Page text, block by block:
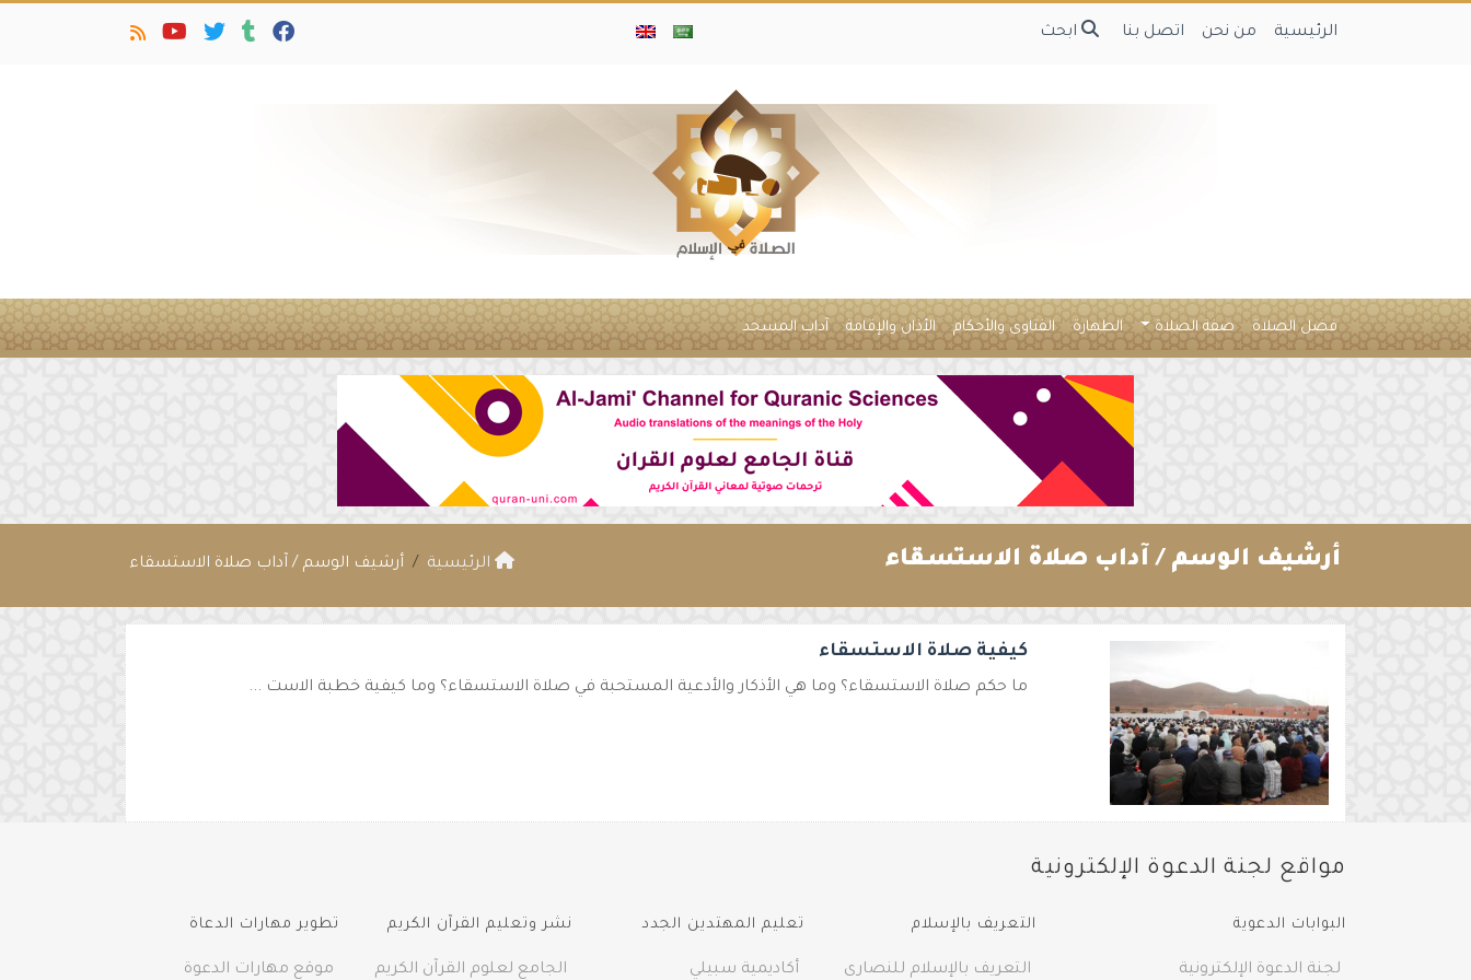
الرئيسية من نحن اتصل بنا ابحث
فضل الصلاة صفة الصلاة الطهارة الفتاوى والأحكام الأذان والإقامة آداب المسجد
أرشيف الوسم / آداب صلاة الاستسقاء الرئيسية أرشيف الوسم / آداب صلاة الاستسقاء
كيفية صلاة الاستسقاء
ما حكم صلاة الاستسقاء؟ وما هي الأذكار والأدعية المستحبة في صلاة الاستسقاء؟ وما كيفية خطبة الاست ...
مواقع لجنة الدعوة الإلكترونية
البوابات الدعوية
لجنة الدعوة الإلكترونية
التعريف بالإسلام
التعريف بالإسلام للنصارى
تعليم المهتدين الجدد
أكاديمية سبيلي
نشر وتعليم القرآن الكريم
الجامع لعلوم القرآن الكريم
تطوير مهارات الدعاة
موقع مهارات الدعوة